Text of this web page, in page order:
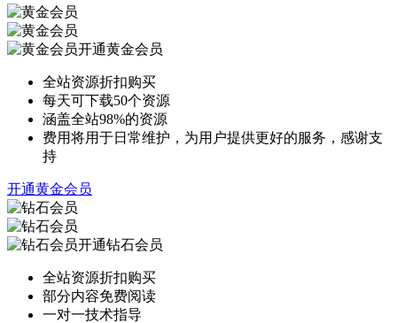
开通黄金会员
全站资源折扣购买
每天可下载50个资源
涵盖全站98%的资源
费用将用于日常维护，为用户提供更好的服务，感谢支
持
开通黄金会员
开通钻石会员
全站资源折扣购买
部分内容免费阅读
一对一技术指导